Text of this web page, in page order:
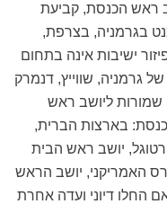
ראש הכנסת, קביעת
בגרמניה, בצרפת,
ישיבות אינה בתחום
גרמניה, שווייץ, דנמרק
שמורות ליושב ראש
בארצות הברית,
יושב ראש הבית
האמריקני, יושב הראש
החלו דיוני ועדה אחרת